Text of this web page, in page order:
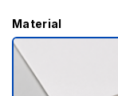
Material